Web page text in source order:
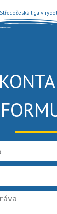
Středočeská liga v